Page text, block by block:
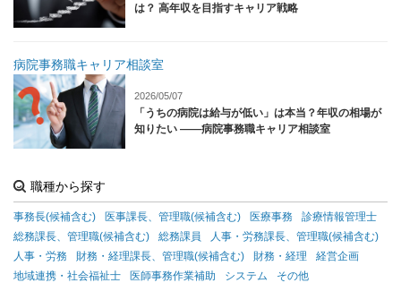
は？ 高年収を目指すキャリア戦略
病院事務職キャリア相談室
2026/05/07
「うちの病院は給与が低い」は本当？年収の相場が
知りたい ――病院事務職キャリア相談室
職種から探す
事務長(候補含む) 医事課長、管理職(候補含む) 医療事務
診療情報管理士
総務課長、管理職(候補含む)
総務課員
人事・労務課長、管理職(候補含む)
人事・労務
財務・経理課長、管理職(候補含む) 財務・経理
経営企画
地域連携・社会福祉士
医師事務作業補助 システム その他